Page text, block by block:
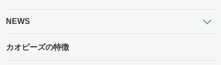
NEWS
カオピーズの特徴